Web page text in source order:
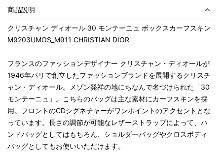
商品説明
クリスチャン ディオール 30 モンテーニュ ボックスカーフスキン
M9203UMOS_M911 CHRISTIAN DIOR
フランスのファッションデザイナー クリスチャン・ディオールが
1946年パリで創立したファッションブランドを展開するクリスチ
ャン・ディオール。メゾン発祥の地にちなんで名づけられた「30
モンテーニュ」。こちらのバッグは主な素材にカーフスキンを採
用。フロントのCDシグネチャーがワンポイントのアクセントとな
っています。長さの調節が可能なレザーストラップによって、ハ
ンドバッグとしてはもちろん、ショルダーバッグやクロスボディ
バッグとしてもお使いいただけます。